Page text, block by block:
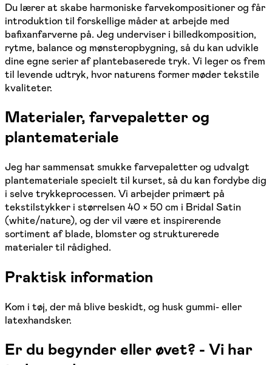
Du lærer at skabe harmoniske farvekompositioner og får
introduktion til forskellige måder at arbejde med
bafixanfarverne på. Jeg underviser i billedkomposition,
rytme, balance og mønsteropbygning, så du kan udvikle
dine egne serier af plantebaserede tryk. Vi leger os frem
til levende udtryk, hvor naturens former møder tekstile
kvaliteter.
Materialer, farvepaletter og
plantemateriale
Jeg har sammensat smukke farvepaletter og udvalgt
plantemateriale specielt til kurset, så du kan fordybe dig
i selve trykkeprocessen. Vi arbejder primært på
tekstilstykker i størrelsen 40 × 50 cm i Bridal Satin
(white/nature), og der vil være et inspirerende
sortiment af blade, blomster og strukturerede
materialer til rådighed.
Praktisk information
Kom i tøj, der må blive beskidt, og husk gummi- eller
latexhandsker.
Er du begynder eller øvet? - Vi har